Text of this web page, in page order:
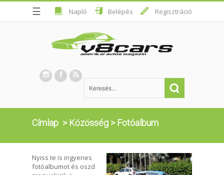
☰ Napló Belépés Regisztráció
Címlap > Közösség > Fotóalbum
Nyiss te is ingyenes
fotóalbumot és oszd